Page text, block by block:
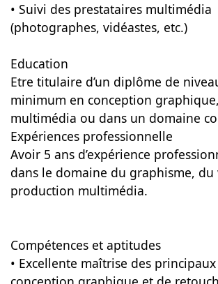
• Suivi des prestataires multimédia
(photographes, vidéastes, etc.)
Education
Etre titulaire d’un diplôme de
minimum en conception
multimédia ou dans un domaine
Expériences professionnelle
Avoir 5 ans d’expérience
dans le domaine du graphisme, du
production multimédia.
Compétences et aptitudes
• Excellente maîtrise des